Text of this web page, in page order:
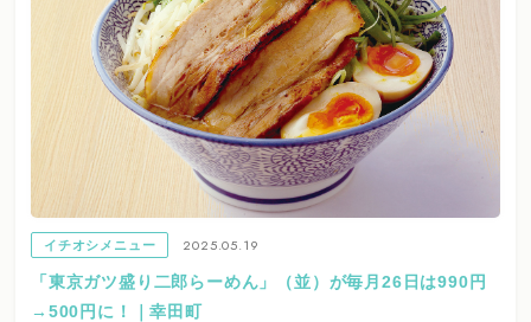
イチオシメニュー
2025.05.19
「東京ガツ盛り二郎らーめん」（並）が毎月26日は990円
→500円に！｜幸田町